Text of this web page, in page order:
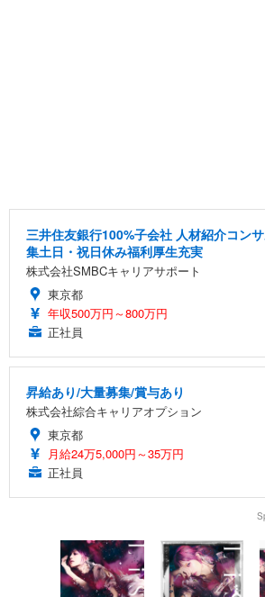
三井住友銀行100%子会社 人材紹介コン
集土日・祝日休み福利厚生充実
株式会社SMBCキャリアサポート
東京都
年収500万円～800万円
正社員
昇給あり/大量募集/賞与あり
株式会社綜合キャリアオプション
東京都
月給24万5,000円～35万円
正社員